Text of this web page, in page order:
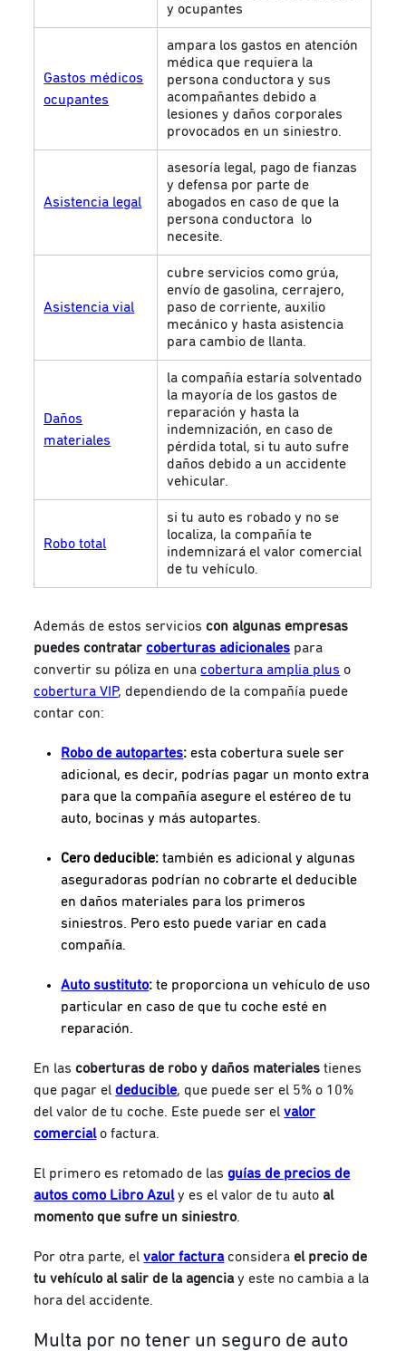
y ocupantes
Gastos médicos
ocupantes
ampara los gastos en atención
médica que requiera la
persona conductora y sus
acompañantes debido a
lesiones y daños corporales
provocados en un siniestro.
Asistencia legal
asesoría legal, pago de fianzas
y defensa por parte de
abogados en caso de que la
persona conductora lo
necesite.
Asistencia vial
cubre servicios como grúa,
envío de gasolina, cerrajero,
paso de corriente, auxilio
mecánico y hasta asistencia
para cambio de llanta.
Daños
materiales
la compañía estaría solventado
la mayoría de los gastos de
reparación y hasta la
indemnización, en caso de
pérdida total, si tu auto sufre
daños debido a un accidente
vehicular.
Robo total
si tu auto es robado y no se
localiza, la compañía te
indemnizará el valor comercial
de tu vehículo.
Además de estos servicioscon algunas empresas
puedes contratarcoberturas adicionales para
convertir su póliza en unacobertura amplia plus o
cobertura VIP, dependiendo de la compañía puede
contar con:
Robo de autopartes:esta cobertura suele ser
adicional, es decir, podrías pagar un monto extra
para que la compañía asegure el estéreo de tu
auto, bocinas y más autopartes.
Cero deducible:también es adicional y algunas
aseguradoras podrían no cobrarte el deducible
en daños materiales para los primeros
siniestros. Pero esto puede variar en cada
compañía.
Auto sustituto:te proporciona un vehículo de uso
particular en caso de que tu coche esté en
reparación.
En lascoberturas de robo y daños materiales tienes
que pagar eldeducible, que puede ser el 5% o 10%
del valor de tu coche. Este puede ser el valor
comercialo factura.
El primero es retomado de las guías de precios de
autos como Libro Azuly es el valor de tu auto al
momento que sufre un siniestro.
Por otra parte, el valor factura considerael precio de
tu vehículo al salir de la agencia y este no cambia a la
hora del accidente.
Multa por no tener un seguro de auto